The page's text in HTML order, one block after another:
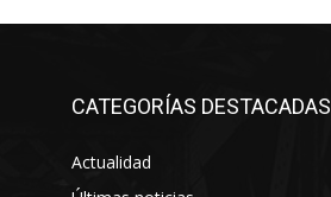
CATEGORÍAS DESTACADAS
Actualidad